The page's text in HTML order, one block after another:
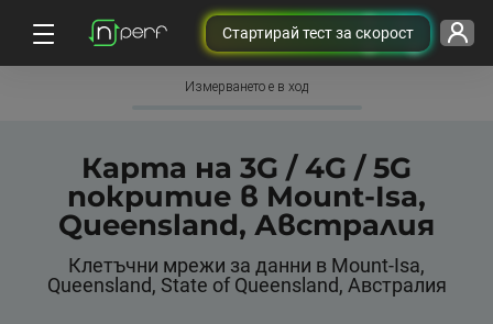
Cтартирай тест за скорост
Измерването е в ход
Карта на 3G / 4G / 5G
покритие в Mount-Isa,
Queensland, Австралия
Клетъчни мрежи за данни в Mount-Isa,
Queensland, State of Queensland, Австралия